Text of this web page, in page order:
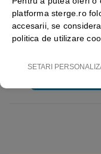
platforma sterge.ro
accesarii, se
politica de utilizare
SETARI